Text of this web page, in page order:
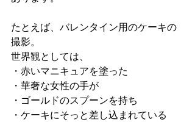
たとえば、バレンタイン用のケーキの
撮影。
世界観としては、
・赤いマニキュアを塗った
・華奢な女性の手が
・ゴールドのスプーンを持ち
・ケーキにそっと差し込まれている